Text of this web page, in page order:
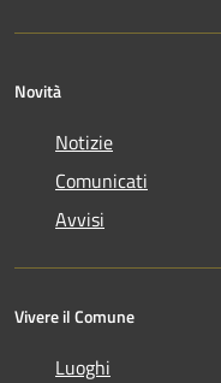
Novità
Notizie
Comunicati
Avvisi
Vivere il Comune
Luoghi